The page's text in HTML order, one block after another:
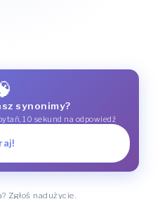
synonimy?
10 sekund na odpowiedź
Zgłoś nadużycie.